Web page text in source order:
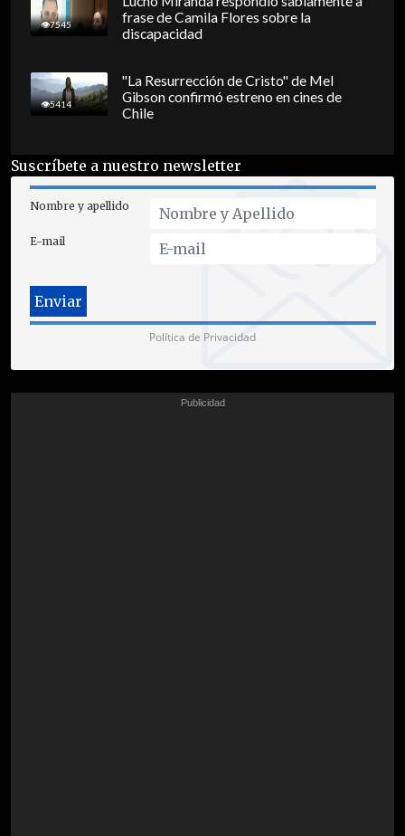
7545
frase de Camila Flores sobre la
discapacidad
5414
"La Resurrección de Cristo" de Mel
Gibson confirmó estreno en cines de
Chile
Suscríbete a nuestro newsletter
Nombre y apellido
E-mail
Política de Privacidad